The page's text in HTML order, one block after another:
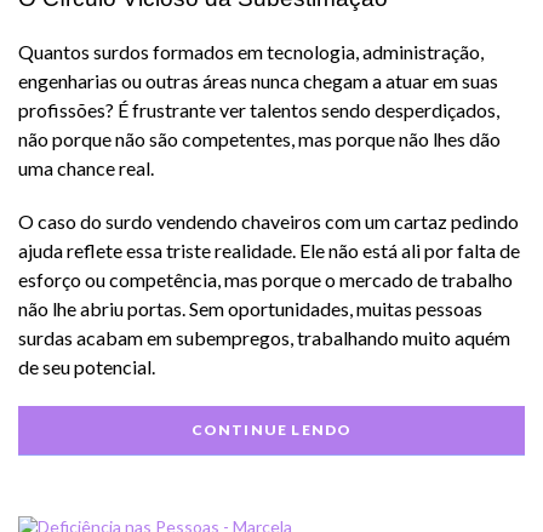
Quantos surdos formados em tecnologia, administração,
engenharias ou outras áreas nunca chegam a atuar em suas
profissões? É frustrante ver talentos sendo desperdiçados,
não porque não são competentes, mas porque não lhes dão
uma chance real.
O caso do surdo vendendo chaveiros com um cartaz pedindo
ajuda reflete essa triste realidade. Ele não está ali por falta de
esforço ou competência, mas porque o mercado de trabalho
não lhe abriu portas. Sem oportunidades, muitas pessoas
surdas acabam em subempregos, trabalhando muito aquém
de seu potencial.
CONTINUE LENDO